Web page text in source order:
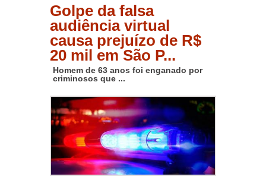
Golpe da falsa
audiência virtual
causa prejuízo de R$
20 mil em São P...
Homem de 63 anos foi enganado por
criminosos que ...